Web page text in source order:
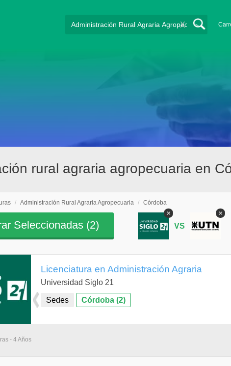
X
rural agraria agropecuaria en
/ Administración Rural Agraria Agropecuaria / Córdoba
Seleccionadas (2)
×
VS
×
Licenciatura en Administración Agraria
Universidad Siglo 21
Sedes Córdoba (2)
- 4 Años